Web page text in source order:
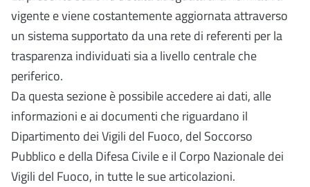
vigente e viene costantemente aggiornata attraverso
un sistema supportato da una rete di referenti per la
trasparenza individuati sia a livello centrale che
periferico.
Da questa sezione è possibile accedere ai dati, alle
informazioni e ai documenti che riguardano il
Dipartimento dei Vigili del Fuoco, del Soccorso
Pubblico e della Difesa Civile e il Corpo Nazionale dei
Vigili del Fuoco, in tutte le sue articolazioni.